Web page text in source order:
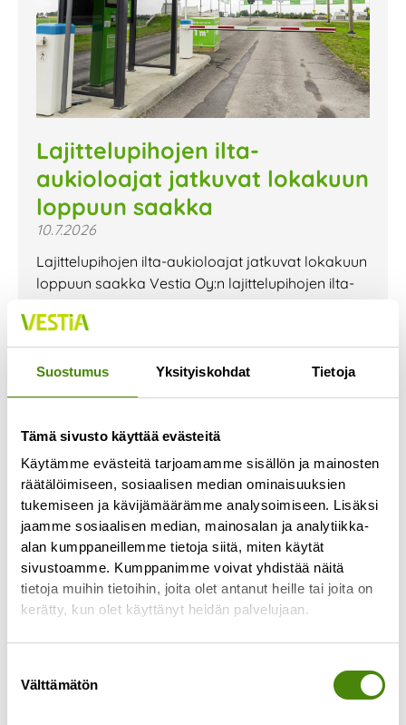
Suostumus Yksityiskohdat Tietoja
Tämä sivusto käyttää evästeitä
Käytämme evästeitä tarjoamamme sisällön ja mainosten
räätälöimiseen, sosiaalisen median ominaisuuksien
tukemiseen ja kävijämäärämme analysoimiseen. Lisäksi
jaamme sosiaalisen median, mainosalan ja analytiikka-
alan kumppaneillemme tietoja siitä, miten käytät
sivustoamme. Kumppanimme voivat yhdistää näitä
tietoja muihin tietoihin, joita olet antanut heille tai joita on
kerätty, kun olet käyttänyt heidän palvelujaan.
valinta
Välttämätön
Lajittelupihojen ilta-
aukioloajat jatkuvat lokakuun
loppuun saakka
10.7.2026
Lajittelupihojen ilta-aukioloajat jatkuvat lokakuun
loppuun saakka Vestia Oy:n lajittelupihojen ilta-
Jokaisella lajittelupihalla pääsee vähintään
kerran viikossa
Lue lisää »